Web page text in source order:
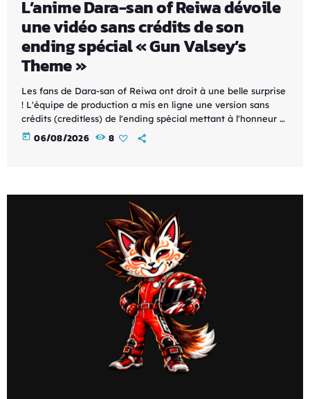
L’anime Dara-san of Reiwa dévoile
une vidéo sans crédits de son
ending spécial « Gun Valsey’s
Theme »
Les fans de Dara-san of Reiwa ont droit à une belle surprise
! L'équipe de production a mis en ligne une version sans
crédits (creditless) de l'ending spécial mettant à l'honneur «
Gun Valsey's Theme », permettant d'apprécier pleinement
les séquences d'animation réalisées pour cette chanson
today 06/08/2026 8